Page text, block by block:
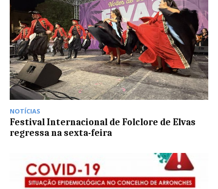
NOTÍCIAS
Festival Internacional de Folclore de Elvas
regressa na sexta-feira